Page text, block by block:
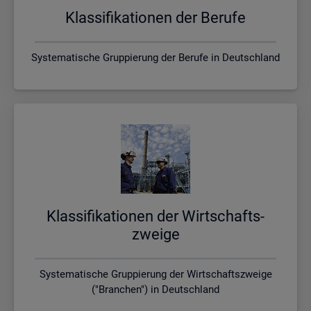
Klas­si­fi­ka­tio­nen der Be­ru­fe
Systematische Gruppierung der Berufe in Deutschland
Klas­si­fi­ka­tio­nen der Wirt­schafts­
zwei­ge
Systematische Gruppierung der Wirtschaftszweige
("Branchen") in Deutschland